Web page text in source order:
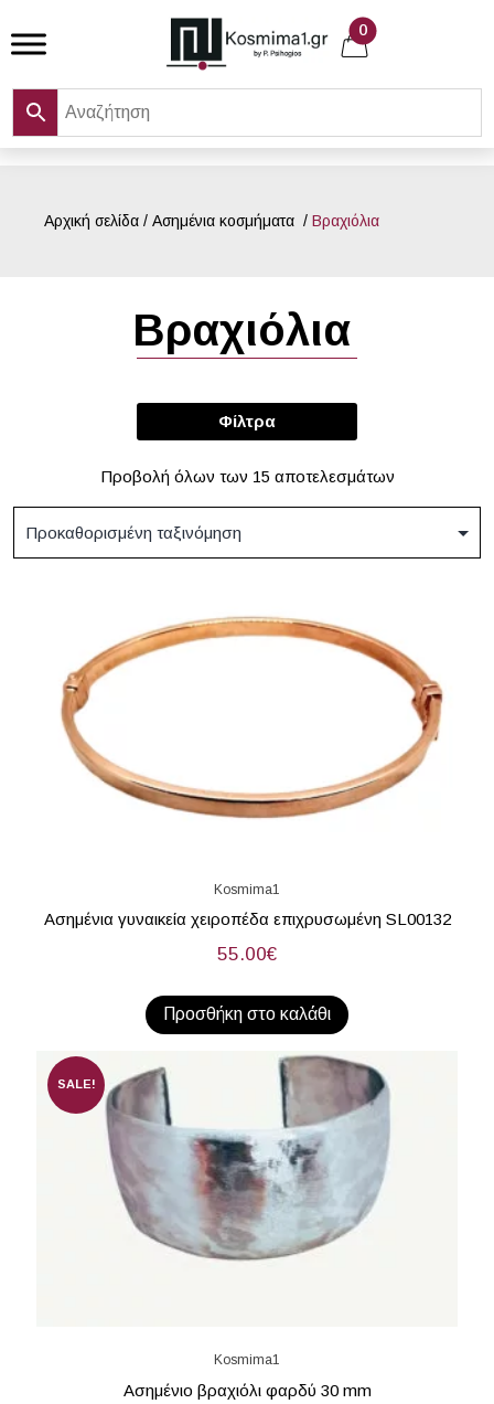
to
0
Αρχική σελίδα / Ασημένια κοσμήματα / Βραχιόλια
Βραχιόλια
Φίλτρα
Προβολή όλων των 15 αποτελεσμάτων
Kosmima1
Ασημένια γυναικεία χειροπέδα επιχρυσωμένη SL00132
55.00€
Προσθήκη στο καλάθι
SALE!
Kosmima1
Ασημένιο βραχιόλι φαρδύ 30 mm